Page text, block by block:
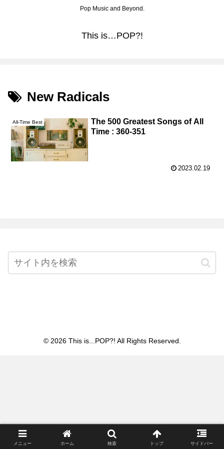
Pop Music and Beyond.
This is…POP?!
New Radicals
All-Time Best
The 500 Greatest Songs of All
Time : 360-351
2023.02.19
© 2026 This is...POP?! All Rights Reserved.
メニュー ホーム 検索 トップ サイドバー